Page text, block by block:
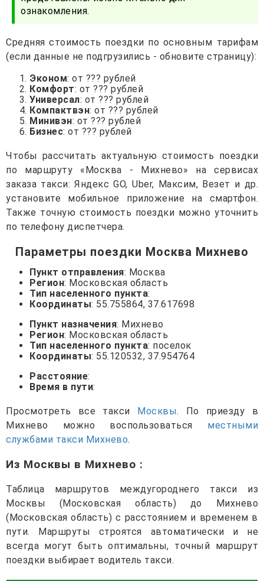
ознакомления.
Средняя стоимость поездки по основным тарифам
(если данные не подгрузились - обновите страницу):
Эконом: от ??? рублей
Комфорт: от ??? рублей
Универсал: от ??? рублей
Компактвэн: от ??? рублей
Минивэн: от ??? рублей
Бизнес: от ??? рублей
Чтобы рассчитать актуальную стоимость поездки
по маршруту «Москва - Михнево» на сервисах
заказа такси: Яндекс GO, Uber, Максим, Везет и др.
установите мобильное приложение на смартфон.
Также точную стоимость поездки можно уточнить
по телефону диспетчера.
Параметры поездки Москва Михнево
Пункт отправления: Москва
Регион: Московская область
Тип населенного пункта:
Координаты: 55.755864, 37.617698
Пункт назначения: Михнево
Регион: Московская область
Тип населенного пункта: поселок
Координаты: 55.120532, 37.954764
Расстояние:
Время в пути:
Просмотреть все такси Москвы. По приезду в
Михнево можно воспользоваться местными
службами такси Михнево.
Из Москвы в Михнево :
Таблица маршрутов междугороднего такси из
Москвы (Московская область) до Михнево
(Московская область) с расстоянием и временем в
пути. Маршруты строятся автоматически и не
всегда могут быть оптимальны, точный маршрут
поездки выбирает водитель такси.